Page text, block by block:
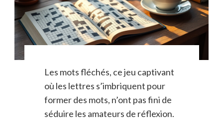
Les mots fléchés, ce jeu captivant
où les lettres s’imbriquent pour
former des mots, n’ont pas fini de
séduire les amateurs de réflexion.